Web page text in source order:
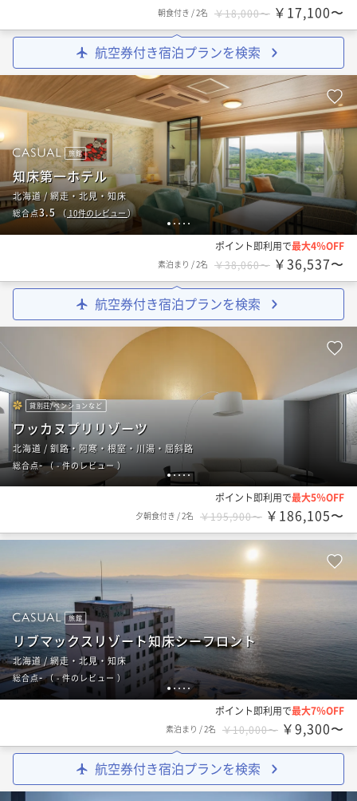
朝食付き /2名 ￥18,000〜 ￥17,100〜
航空券付き宿泊プランを検索
1 2 3 4 5
旅館
知床第一ホテル
北海道 / 網走・北見・知床
総合点3.5 （ 10件のレビュー）
ポイント即利用で最大4％OFF
素泊まり /2名 ￥38,060〜 ￥36,537〜
航空券付き宿泊プランを検索
12345
貸別荘/ペンションなど
ワッカヌプリリゾーツ
北海道 / 釧路・阿寒・根室・川湯・屈斜路
総合点-（- 件のレビュー）
ポイント即利用で最大5％OFF
夕朝食付き /2名 ￥195,900〜 ￥186,105〜
12 3 4 5
旅館
リブマックスリゾート知床シーフロント
北海道 / 網走・北見・知床
総合点-（- 件のレビュー ）
ポイント即利用で最大7％OFF
素泊まり /2名 ￥10,000〜 ￥9,300〜
航空券付き宿泊プランを検索